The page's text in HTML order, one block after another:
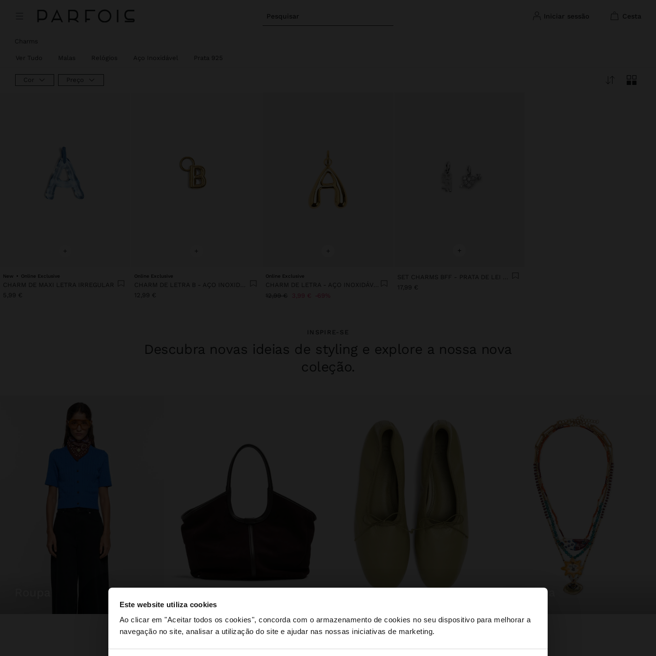
Este website utiliza cookies
Ao clicar em "Aceitar todos os cookies", concorda com o armazenamento de cookies no seu dispositivo para melhorar a
navegação no site, analisar a utilização do site e ajudar nas nossas iniciativas de marketing.
Pesquisar iniciar sessão cesta
olá
Está a aceder ao site a partir de Portugal. Deseja navegar no nosso site United States?
Charms
Ver Tudo Malas Relógios Aço Inoxidável Prata 925
Cor Preço
+
New Online Exclusive
CHARM DE MAXI LETRA IRREGULAR
5,99 €
+
Online Exclusive
CHARM DE LETRA B - AÇO INOXIDÁVEL
12,99 €
+
Online Exclusive
CHARM DE LETRA - AÇO INOXIDÁVEL
12,99 € 3,99 € 69%
+
SET CHARMS BFF - PRATA DE LEI 925
17,99 €
INSPIRE-SE
Descubra novas ideias de styling e explore a nossa nova
coleção.
bijuteria